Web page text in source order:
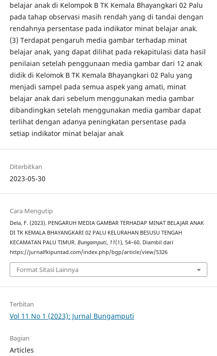
belajar anak di Kelompok B TK Kemala Bhayangkari 02 Palu
pada tahap observasi masih rendah yang di tandai dengan
rendahnya persentase pada indikator minat belajar anak.
(3) Terdapat pengaruh media gambar terhadap minat
belajar anak, yang dapat dilihat pada rekapitulasi data hasil
penilaian setelah penggunaan media gambar dari 12 anak
didik di Kelomok B TK Kemala Bhayangkari 02 Palu yang
menjadi sampel pada semua aspek yang amati, minat
belajar anak dari sebelum menggunakan media gambar
dibandingkan setelah menggunakan media gambar dapat
terlihat dengan adanya peningkatan persentase pada
setiap indikator minat belajar anak
Diterbitkan
2023-05-30
Cara Mengutip
Dela, F. (2023). PENGARUH MEDIA GAMBAR TERHADAP MINAT BELAJAR ANAK
DI TK KEMALA BHAYANGKARI 02 PALU KELURAHAN BESUSU TENGAH
KECAMATAN PALU TIMUR. Bungamputi, 11(1), 54–60. Diambil dari
https://jurnalfkipuntad.com/index.php/bgp/article/view/5326
Format Sitasi Lainnya
Terbitan
Vol 11 No 1 (2023): Jurnal Bungamputi
Bagian
Articles